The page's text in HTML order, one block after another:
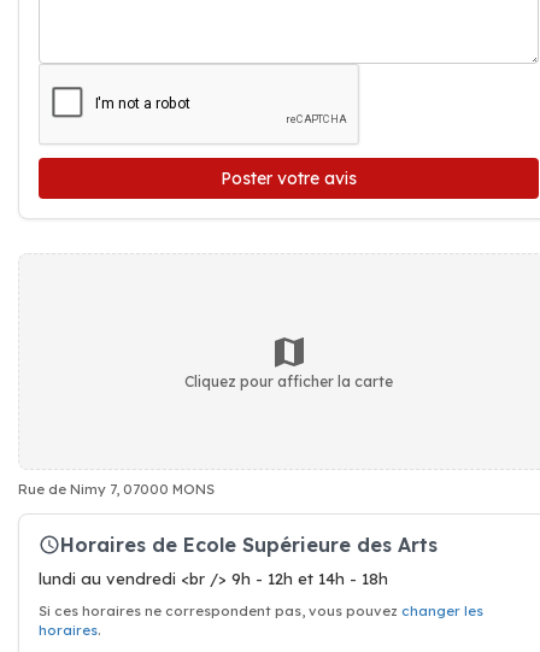
Poster votre avis
Cliquez pour afficher la carte
Rue de Nimy 7, 07000 MONS
Horaires de Ecole Supérieure des Arts
lundi au vendredi <br /> 9h - 12h et 14h - 18h
Si ces horaires ne correspondent pas, vous pouvez changer les
horaires.